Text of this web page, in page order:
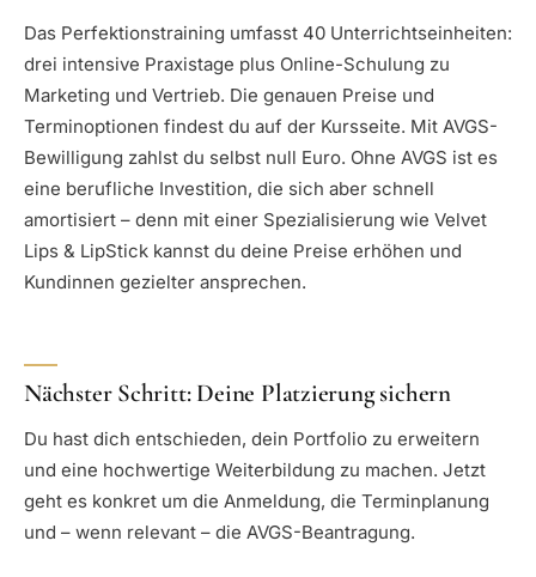
Das Perfektionstraining umfasst 40 Unterrichtseinheiten:
drei intensive Praxistage plus Online-Schulung zu
Marketing und Vertrieb. Die genauen Preise und
Terminoptionen findest du auf der Kursseite. Mit AVGS-
Bewilligung zahlst du selbst null Euro. Ohne AVGS ist es
eine berufliche Investition, die sich aber schnell
amortisiert – denn mit einer Spezialisierung wie Velvet
Lips & LipStick kannst du deine Preise erhöhen und
Kundinnen gezielter ansprechen.
Nächster Schritt: Deine Platzierung sichern
Du hast dich entschieden, dein Portfolio zu erweitern
und eine hochwertige Weiterbildung zu machen. Jetzt
geht es konkret um die Anmeldung, die Terminplanung
und – wenn relevant – die AVGS-Beantragung.